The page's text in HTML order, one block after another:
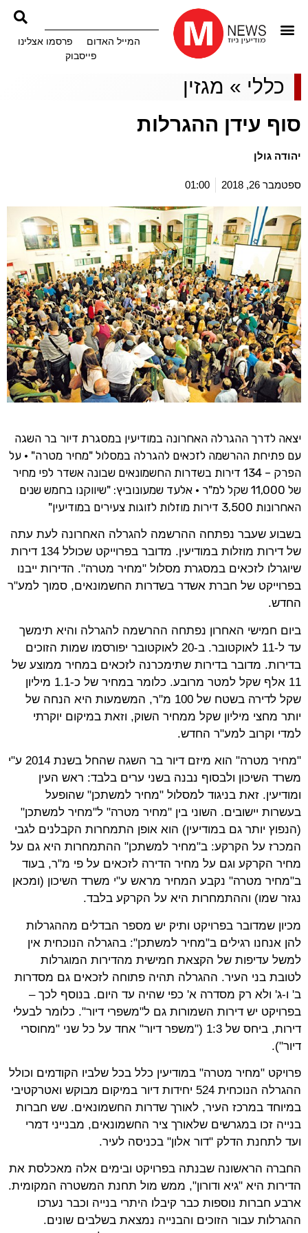
המייל האדום
פרסמו אצלינו
פייסבוק
כללי » מגזין
סוף עידן ההגרלות
יהודה גולן
ספטמבר 26, 2018 01:00
יצאה לדרך ההגרלה האחרונה במודיעין במסגרת דיור בר השגה
עם פתיחת ההרשמה לזכאים להגרלה במסלול "מחיר מטרה" • על
הפרק – 134 דירות בשדרות החשמונאים שבונה אשדר לפי מחיר
של 11,000 שקל למ"ר • אלעד שמעונוביץ: "שיווקנו בחמש שנים
האחרונות 3,500 דירות מוזלות לזוגות צעירים במודיעין"
בשבוע שעבר נפתחה ההרשמה להגרלה האחרונה לעת עתה
של דירות מוזלות במודיעין. מדובר בפרוייקט שכולל 134 דירות
שיוגרלו לזכאים במסגרת מסלול "מחיר מטרה". הדירות ייבנו
בפרוייקט של חברת אשדר בשדרות החשמונאים, סמוך למע"ר
החדש.
ביום חמישי האחרון נפתחה ההרשמה להגרלה והיא תימשך
עד ל-11 לאוקטובר. ב-20 לאוקטובר יפורסמו שמות הזוכים
בדירות. מדובר בדירות שתימכרנה לזכאים במחיר ממוצע של
11 אלף שקל למטר מרובע. כלומר במחיר של כ-1.1 מיליון
שקל לדירה בשטח של 100 מ"ר, המשמעות היא הנחה של
יותר מחצי מיליון שקל ממחיר השוק, וזאת במיקום יוקרתי
למדי וקרוב למע"ר החדש.
"מחיר מטרה" הוא מיזם דיור בר השגה שהחל בשנת 2014 ע"י
משרד השיכון ולבסוף נבנה בשני ערים בלבד: ראש העין
ומודיעין. זאת בניגוד למסלול "מחיר למשתכן" שהופעל
בעשרות יישובים. השוני בין "מחיר מטרה" ל"מחיר למשתכן"
(הנפוץ יותר גם במודיעין) הוא אופן התמחרות הקבלנים לגבי
המכרז על הקרקע: ב"מחיר למשתכן" ההתמחרות היא גם על
מחיר הקרקע וגם על מחיר הדירה לזכאים על פי מ"ר, בעוד
ב"מחיר מטרה" נקבע המחיר מראש ע"י משרד השיכון (ומכאן
נגזר שמו) וההתמחרות היא על הקרקע בלבד.
מכיון שמדובר בפרויקט ותיק יש מספר הבדלים מההגרלות
להן אנחנו רגילים ב"מחיר למשתכן": בהגרלה הנוכחית אין
למשל עדיפות של הקצאת חמישית מהדירות המוגרלות
לטובת בני העיר. ההגרלה תהיה פתוחה לזכאים גם מסדרות
ב' ו-ג' ולא רק מסדרה א' כפי שהיה עד היום. בנוסף לכך –
בפרויקט יש דירות השמורות גם ל"משפרי דיור". כלומר לבעלי
דירות, ביחס של 1:3 ("משפר דיור" אחד על כל שני "מחוסרי
דיור").
פרויקט "מחיר מטרה" במודיעין כלל בכל שלביו הקודמים וכולל
ההגרלה הנוכחית 524 יחידות דיור במיקום מבוקש ואטרקטיבי
במיוחד במרכז העיר, לאורך שדרות החשמונאים. שש חברות
בנייה זכו במגרשים שלאורך ציר החשמונאים, מבנייני דמרי
ועד לתחנת הדלק "דור אלון" בכניסה לעיר.
החברה הראשונה שבנתה בפרויקט ובימים אלה מאכלסת את
הדירות היא "גיא ודורון", ממש מול תחנת המשטרה המקומית.
ארבע חברות נוספות כבר קיבלו היתרי בנייה וכבר נערכו
ההגרלות עבור הזוכים והבנייה נמצאת בשלבים שונים.